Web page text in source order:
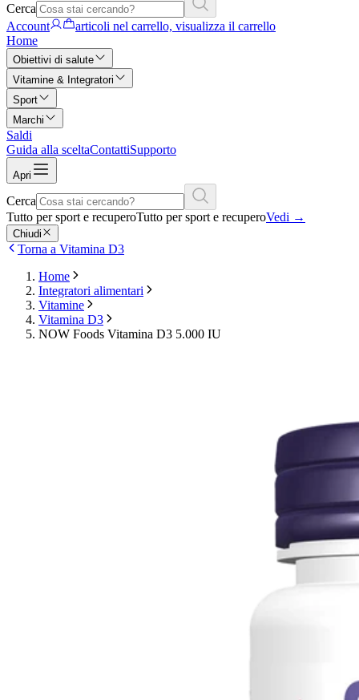
Cerca
Account
articoli nel carrello, visualizza il carrello
Home
Obiettivi di salute
Vitamine & Integratori
Sport
Marchi
Saldi
Guida alla sceltaContattiSupporto
Apri
Cerca
Tutto per sport e recuperoTutto per sport e recuperoVedi →
Chiudi
Torna a Vitamina D3
Home
Integratori alimentari
Vitamine
Vitamina D3
NOW Foods Vitamina D3 5.000 IU